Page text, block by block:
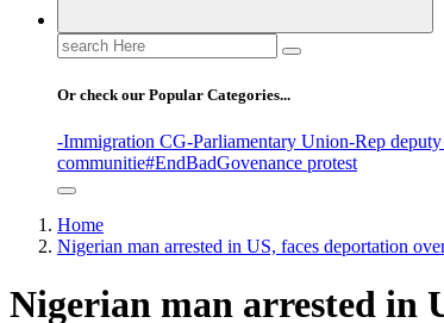
Or check our Popular Categories...
-Immigration CG-Parliamentary Union-Rep
communitie#EndBadGovenance protest
Home
Nigerian man arrested in US, faces deportation
Nigerian man arrested in